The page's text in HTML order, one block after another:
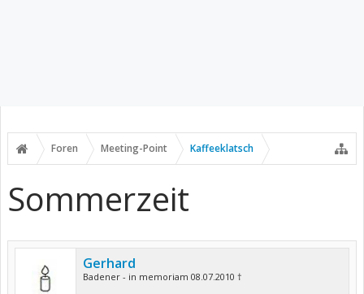
Foren Meeting-Point Kaffeeklatsch
Sommerzeit
Gerhard
Badener - in memoriam 08.07.2010 †